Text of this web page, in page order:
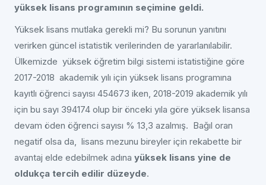
yüksek lisans programının seçimine geldi.
Yüksek lisans mutlaka gerekli mi? Bu sorunun yanıtını
verirken güncel istatistik verilerinden de yararlanılabilir.
Ülkemizde yüksek öğretim bilgi sistemi istatistiğine göre
2017-2018 akademik yılı için yüksek lisans programına
kayıtlı öğrenci sayısı 454673 iken, 2018-2019 akademik yılı
için bu sayı 394174 olup bir önceki yıla göre yüksek lisansa
devam öden öğrenci sayısı % 13,3 azalmış. Bağıl oran
negatif olsa da, lisans mezunu bireyler için rekabette bir
avantaj elde edebilmek adına yüksek lisans yine de
oldukça tercih edilir düzeyde.